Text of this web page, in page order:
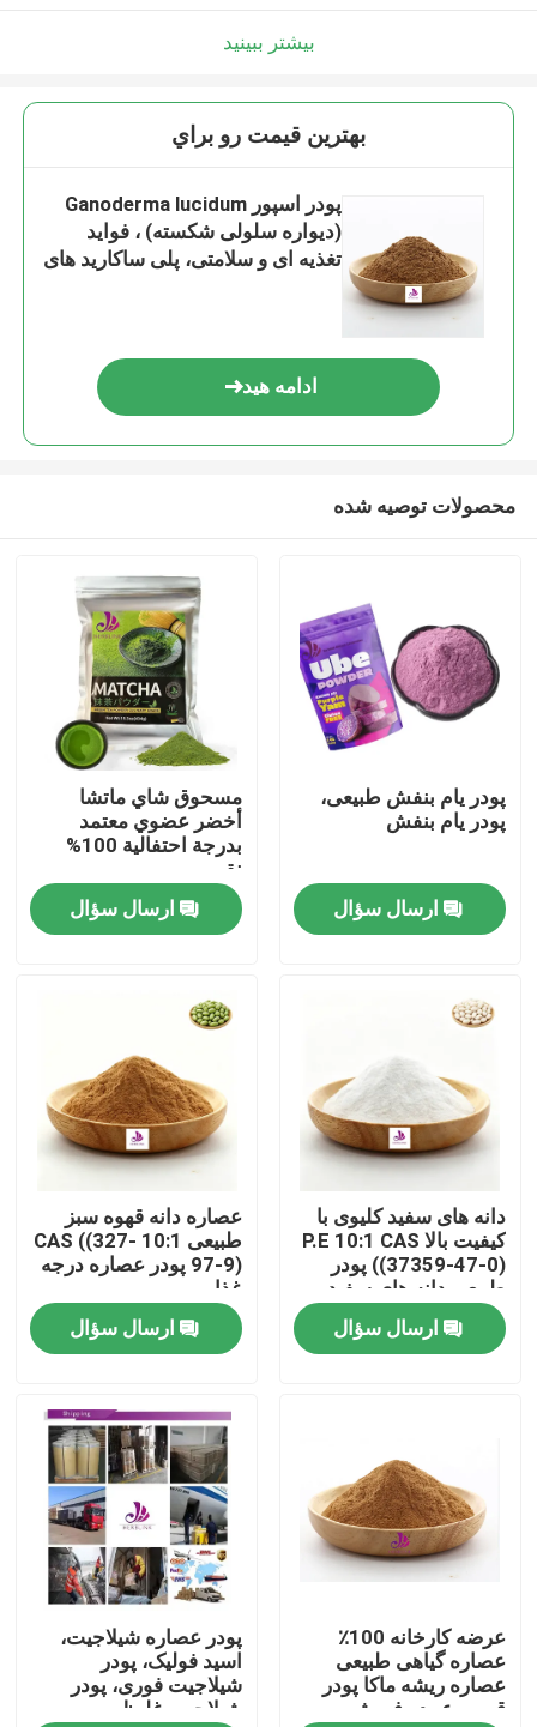
صفحه اصلی
محصولات
درباره ما
تور کارخانه
با ما تماس بگیرید
اخبار
درخواست نقل قول
عصاره گیاهی طبیعی
بیشتر ببینید
بهترين قيمت رو براي
پودر اسپور Ganoderma lucidum
(دیواره سلولی شکسته) ، فواید
تغذیه ای و سلامتی، پلی ساکارید های
ادامه هید
محصولات توصیه شده
پودر یام بنفش طبیعی،
پودر یام بنفش
ارسال سؤال
مسحوق شاي ماتشا
أخضر عضوي معتمد
بدرجة احتفالية 100%
نقي
ارسال سؤال
دانه های سفید کلیوی با
کیفیت بالا P.E 10:1 CAS
((37359-47-0) پودر
طبیعی دانه های سفید
کلیوی P.E
ارسال سؤال
عصاره دانه قهوه سبز
طبیعی 10:1 CAS ((327-
97-9) پودر عصاره درجه
غذایی
ارسال سؤال
عرضه کارخانه 100٪
عصاره گیاهی طبیعی
عصاره ریشه ماکا پودر
قیمت عمده فروشی
پودر عصاره شیلاجیت،
اسید فولیک، پودر
شیلاجیت فوری، پودر
شیلاجیت غلیظ